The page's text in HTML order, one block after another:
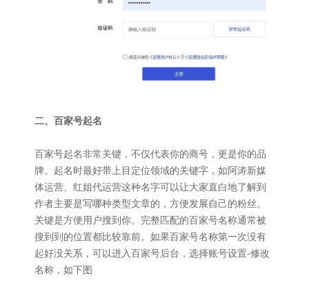
二、百家号起名
百家号起名非常关键，不仅代表你的商号，更是你的品
牌。起名时最好带上目定位领域的关键字，如阿涛新媒
体运营、红姐代运营这种名字可以让大家直白地了解到
作者主要是写哪种类型文章的，方便发展自己的粉丝。
关键是方便用户搜到你。完整匹配的百家号名称通常被
搜到到的位置都比较靠前。如果百家号名称第一次没有
起好没关系，可以进入百家号后台，选择账号设置-修改
名称，如下图